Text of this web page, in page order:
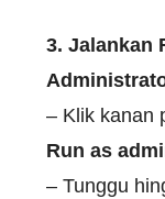
3. Jalankan
– Klik kanan
Run as
– Tunggu